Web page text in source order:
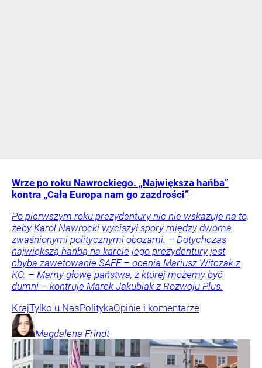
Wrze po roku Nawrockiego. „Największa hańba”
kontra „Cała Europa nam go zazdrości”
Po pierwszym roku prezydentury nic nie wskazuje na to,
żeby Karol Nawrocki wyciszył spory między dwoma
zwaśnionymi politycznymi obozami. – Dotychczas
największą hańbą na karcie jego prezydentury jest
chyba zawetowanie SAFE – ocenia Mariusz Witczak z
KO. – Mamy głowę państwa, z której możemy być
dumni – kontruje Marek Jakubiak z Rozwoju Plus.
KrajTylko u NasPolitykaOpinie i komentarze
Magdalena Frindt